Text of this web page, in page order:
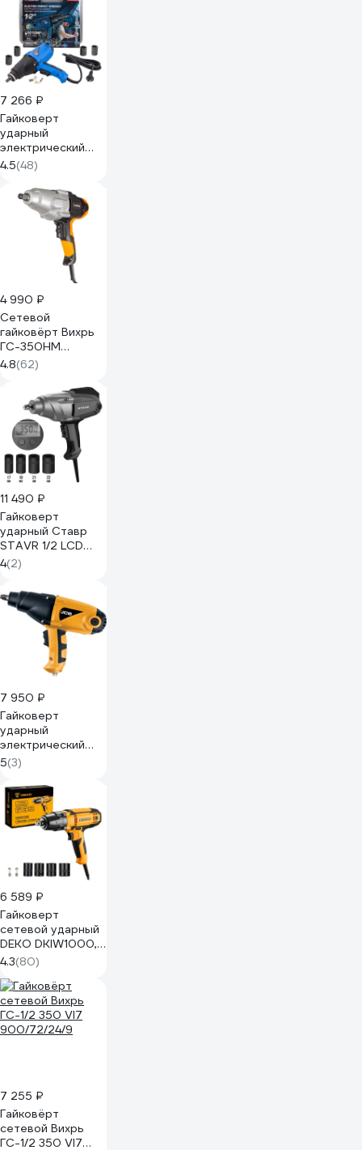
7 266 ₽
Гайковерт
ударный
электрический
Forsage 1010W F-
WT03071(60033)
4.5(48)
4 990 ₽
Сетевой
гайковёрт Вихрь
ГС-350НМ
72/24/2
4.8(62)
11 490 ₽
Гайковерт
ударный Ставр
STAVR 1/2 LCD
1050 Вт SWI
500LCD, 500 Нм
9032300016
4(2)
7 950 ₽
Гайковерт
ударный
электрический
JCB 1010W JCB-
WT03071(64399)
5(3)
6 589 ₽
Гайковерт
сетевой ударный
DEKO DKIW1000,
1000 Вт, 400 Нм
083-1086
4.3(80)
7 255 ₽
Гайковёрт
сетевой Вихрь
ГС-1/2 350 VI7